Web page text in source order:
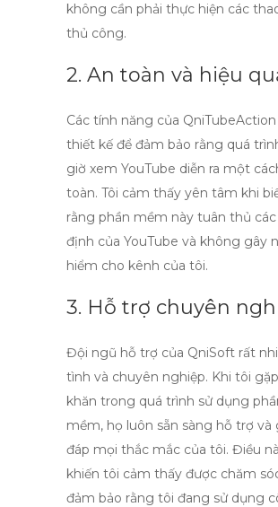
không cần phải thực hiện các
thủ công.
2. An toàn và hiệu
Các tính năng của QniTubeAction
thiết kế để đảm bảo rằng quá
giờ xem YouTube diễn ra một
toàn. Tôi cảm thấy yên tâm khi
rằng phần mềm này tuân thủ
định của YouTube và không gây
hiểm cho kênh của tôi.
3. Hỗ trợ chuyên
Đội ngũ hỗ trợ của QniSoft rất
tình và chuyên nghiệp. Khi tôi
khăn trong quá trình sử dụng
mềm, họ luôn sẵn sàng hỗ trợ và
đáp mọi thắc mắc của tôi. Điều
khiến tôi cảm thấy được chăm
đảm bảo rằng tôi đang sử dụng